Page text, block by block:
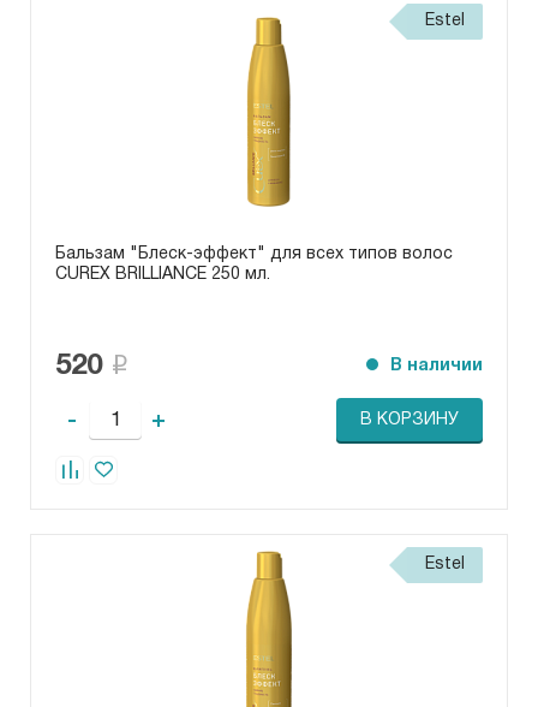
Estel
Бальзам "Блеск-эффект" для всех типов волос
CUREX BRILLIANCE 250 мл.
520 В наличии
- + В КОРЗИНУ
Estel